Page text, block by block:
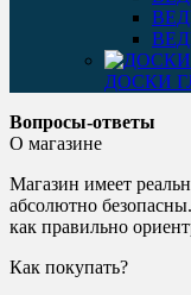
ДОСКИ
Вопросы-ответы
О магазине
Магазин имеет
абсолютно
как правильно
Как покупать?